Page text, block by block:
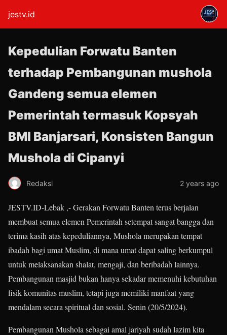
jestv.id
Kepedulian Forwatu Banten
terhadap Pembangunan mushola
Gandeng semua elemen
Pemerintah termasuk Kopsyah
BMI Banjarsari, Konsisten Bangun
Mushola di Cipanyi
Redaksi 2 years ago
JESTV.ID-Lebak ,- Gerakan Forwatu Banten terus berjalan
membuat semua elemen Pemerintah setempat sangat bangga dan
terima kasih atas kepeduliannya, Mushola merupakan tempat
ibadah bagi umat Muslim, di mana umat dapat saling berkumpul
untuk melaksanakan shalat, mengaji, dan beribadah lainnya.
Pembangunan masjid bukan hanya sekadar memenuhi kebutuhan
fisik komunitas muslim, tetapi juga memiliki manfaat yang
mendalam secara spiritual dan sosial. Senin (20/5/2024).
Pembangunan Mushola sebagai amal jariyah sudah lazim kita